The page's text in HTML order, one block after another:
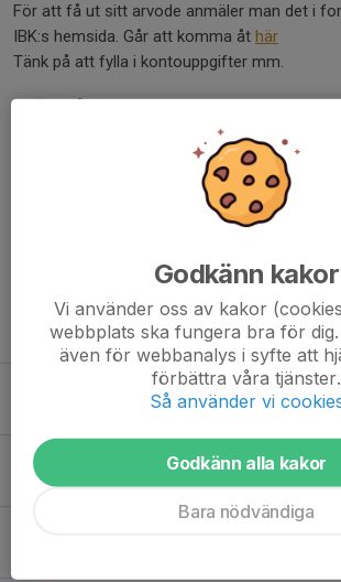
För att få ut sitt arvode anmäler man det i
IBK:s hemsida. Går att komma åt här
Tänk på att fylla i kontouppgifter mm.
Tidigare nyheter
Många domaruppdrag i MIBK 26/27
2 aug, 16:22 0
18 nya domare utbildade
22 okt 2025 0
Godkänn kakor
Vi använder oss av kakor
webbplats ska fungera bra för
även för webbanalys i syfte att
förbättra våra tjänster.
Så använder vi
Godkänn alla kakor
Bara nödvändiga